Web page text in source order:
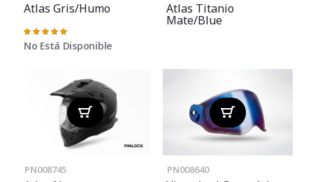
Atlas Gris/Humo
Valoración:
100%
No Está Disponible
Atlas Titanio
Mate/Blue
PN008745 PN008640